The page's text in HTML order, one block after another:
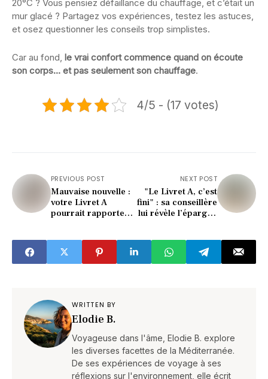
20°C ? Vous pensiez défaillance du chauffage, et c’était un
mur glacé ? Partagez vos expériences, testez les astuces,
et osez questionner les conseils trop simplistes.
Car au fond, le vrai confort commence quand on écoute
son corps… et pas seulement son chauffage.
4/5 - (17 votes)
PREVIOUS POST
Mauvaise nouvelle :
votre Livret A
pourrait rapporter
NEXT POST
"Le Livret A, c’est
fini" : sa conseillère
lui révèle l’épargne
WRITTEN BY
Elodie B.
Voyageuse dans l'âme, Elodie B. explore
les diverses facettes de la Méditerranée.
De ses expériences de voyage à ses
réflexions sur l'environnement, elle écrit